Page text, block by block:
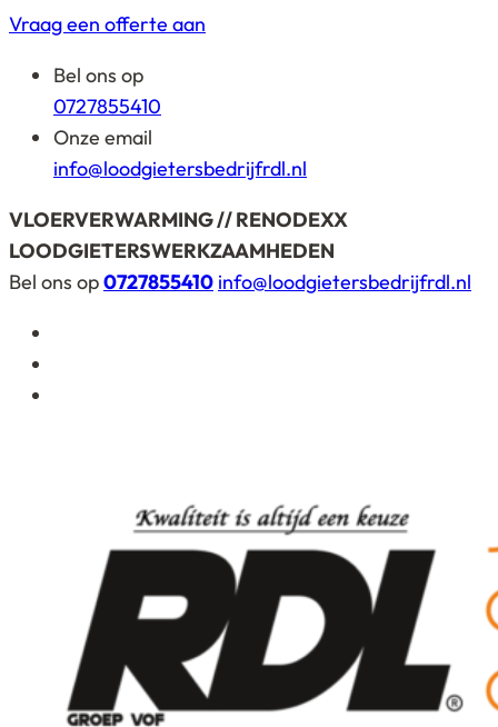
Vraag een offerte aan
Bel ons op
0727855410
Onze email
info@loodgietersbedrijfrdl.nl
VLOERVERWARMING // RENODEXX
LOODGIETERSWERKZAAMHEDEN
Bel ons op0727855410 info@loodgietersbedrijfrdl.nl